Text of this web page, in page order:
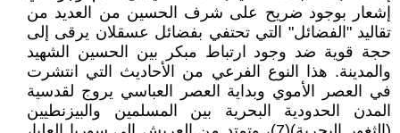
إشعار بوجود ضريح على شرف الحسين من العديد من
تقاليد "الفضائل" التي تحتفي بفضائل عسقلان يرقى إلى
حجة قوية ضد وجود ارتباط مبكر بين الحسين الشهيد
والمدينة. هذا النوع الفرعي من الأحاديث التي انتشرت
في العصر الأموي وبداية العصر العباسي يروج لقدسية
المدن الحدودية البحرية بين المسلمين والبيزنطيين